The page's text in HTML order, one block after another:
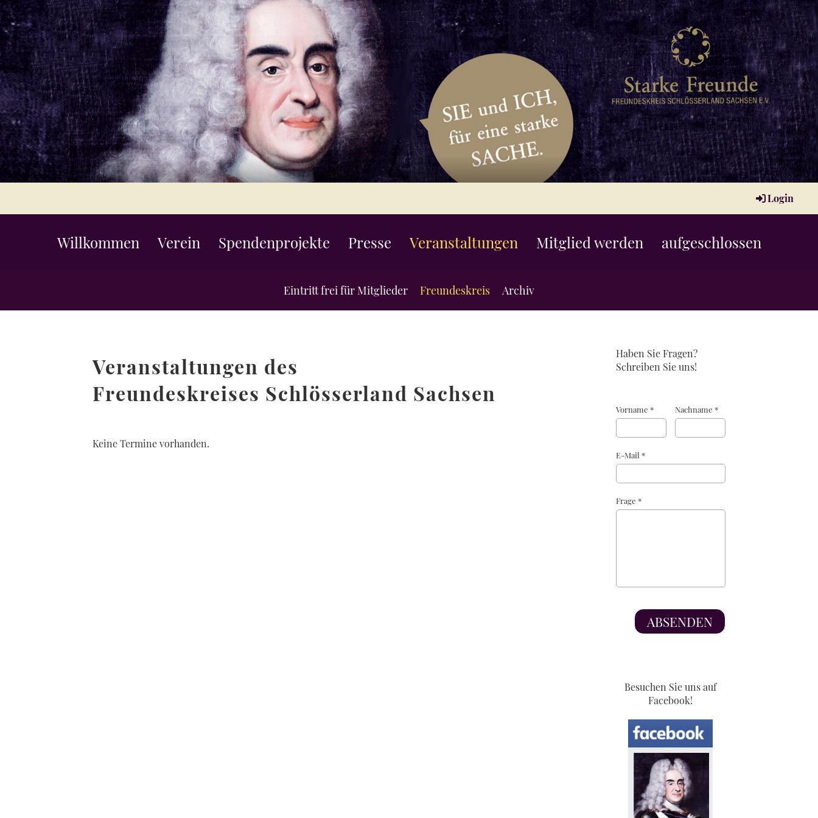
Login
Willkommen Verein Spendenprojekte Presse Veranstaltungen Mitglied werden aufgeschlossen
Eintritt frei für Mitglieder Freundeskreis Archiv
Veranstaltungen des
Freundeskreises Schlösserland Sachsen
Keine Termine vorhanden.
Haben Sie Fragen?
Schreiben Sie uns!
Vorname * Nachname *
E-Mail *
Frage *
Besuchen Sie uns auf
Facebook!